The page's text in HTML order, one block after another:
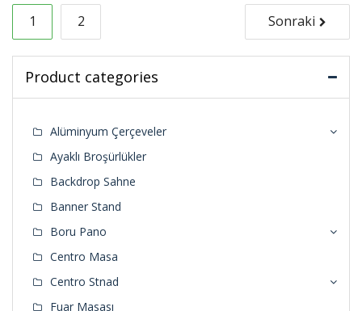
Yazı
sayfalaması
1 2 Sonraki
Product categories
Alüminyum Çerçeveler
Ayaklı Broşürlükler
Backdrop Sahne
Banner Stand
Boru Pano
Centro Masa
Centro Stnad
Fuar Masası